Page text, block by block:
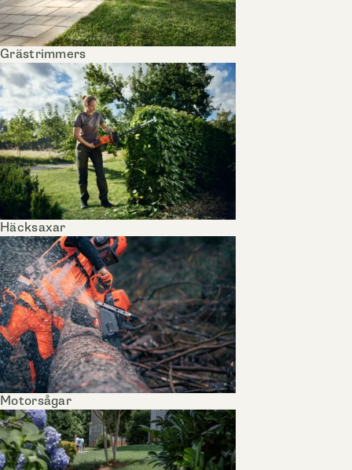
Grästrimmers
Häcksaxar
Motorsågar